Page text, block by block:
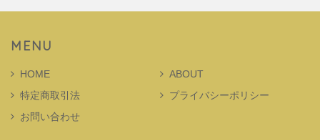
MENU
HOME
ABOUT
特定商取引法
プライバシーポリシー
お問い合わせ